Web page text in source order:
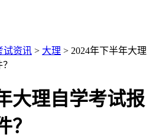
试资讯 > 大理 > 2024年下半年大理
大理自学考试报
？